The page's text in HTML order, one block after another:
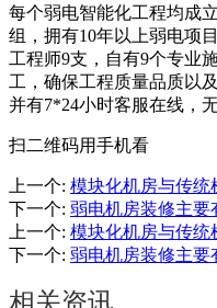
每个弱电智能化工程均成
组，拥有10年以上弱电项
工程师9支，自有9个专业
工，确保工程质量品质以
并有7*24小时客服在线，无
扫二维码用手机看
上一个: 模块化机房与传统
下一个: 弱电机房装修主要
上一个: 模块化机房与传统
下一个: 弱电机房装修主要